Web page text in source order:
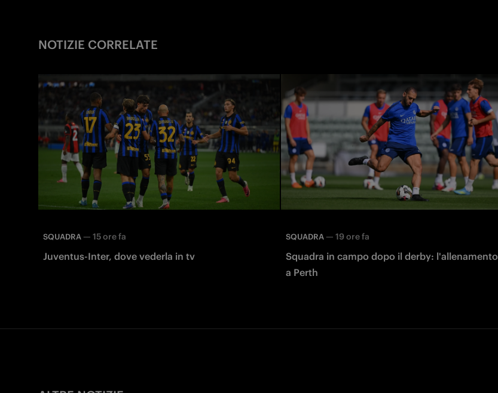
NOTIZIE CORRELATE
SQUADRA — 15 ore fa
Juventus-Inter, dove vederla in tv
SQUADRA — 19 ore fa
Squadra in campo dopo il derby: l'allenamento
a Perth